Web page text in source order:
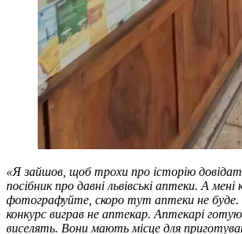
«Я зайшов, щоб трохи про історію
посібник про давні львівські аптеки. А
фотографуйте, скоро тут аптеки не буде.
конкурс виграв не аптекар. Аптекарі
виселять. Вони мають місце для